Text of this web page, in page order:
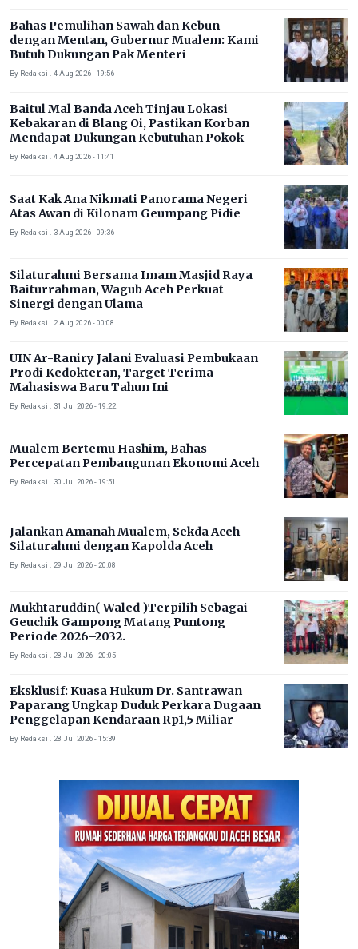
Bahas Pemulihan Sawah dan Kebun
dengan Mentan, Gubernur Mualem: Kami
Butuh Dukungan Pak Menteri
By Redaksi . 4 Aug 2026 - 19:56
Baitul Mal Banda Aceh Tinjau Lokasi
Kebakaran di Blang Oi, Pastikan Korban
Mendapat Dukungan Kebutuhan Pokok
By Redaksi . 4 Aug 2026 - 11:41
Saat Kak Ana Nikmati Panorama Negeri
Atas Awan di Kilonam Geumpang Pidie
By Redaksi . 3 Aug 2026 - 09:36
Silaturahmi Bersama Imam Masjid Raya
Baiturrahman, Wagub Aceh Perkuat
Sinergi dengan Ulama
By Redaksi . 2 Aug 2026 - 00:08
UIN Ar-Raniry Jalani Evaluasi Pembukaan
Prodi Kedokteran, Target Terima
Mahasiswa Baru Tahun Ini
By Redaksi . 31 Jul 2026 - 19:22
Mualem Bertemu Hashim, Bahas
Percepatan Pembangunan Ekonomi Aceh
By Redaksi . 30 Jul 2026 - 19:51
Jalankan Amanah Mualem, Sekda Aceh
Silaturahmi dengan Kapolda Aceh
By Redaksi . 29 Jul 2026 - 20:08
Mukhtaruddin( Waled )Terpilih Sebagai
Geuchik Gampong Matang Puntong
Periode 2026–2032.
By Redaksi . 28 Jul 2026 - 20:05
Eksklusif: Kuasa Hukum Dr. Santrawan
Paparang Ungkap Duduk Perkara Dugaan
Penggelapan Kendaraan Rp1,5 Miliar
By Redaksi . 28 Jul 2026 - 15:39